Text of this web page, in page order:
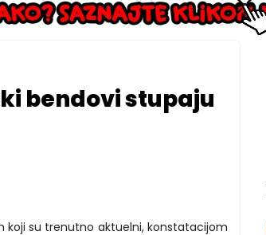
bendovi stupaju
koji su trenutno aktuelni, konstatacijom